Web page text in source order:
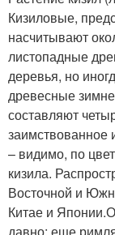
Кизиловые,
насчитывают
листопадные
деревья, но
древесные
составляют
заимствованное
– видимо, по
кизила.
Восточной и
Китае и
давно: еще